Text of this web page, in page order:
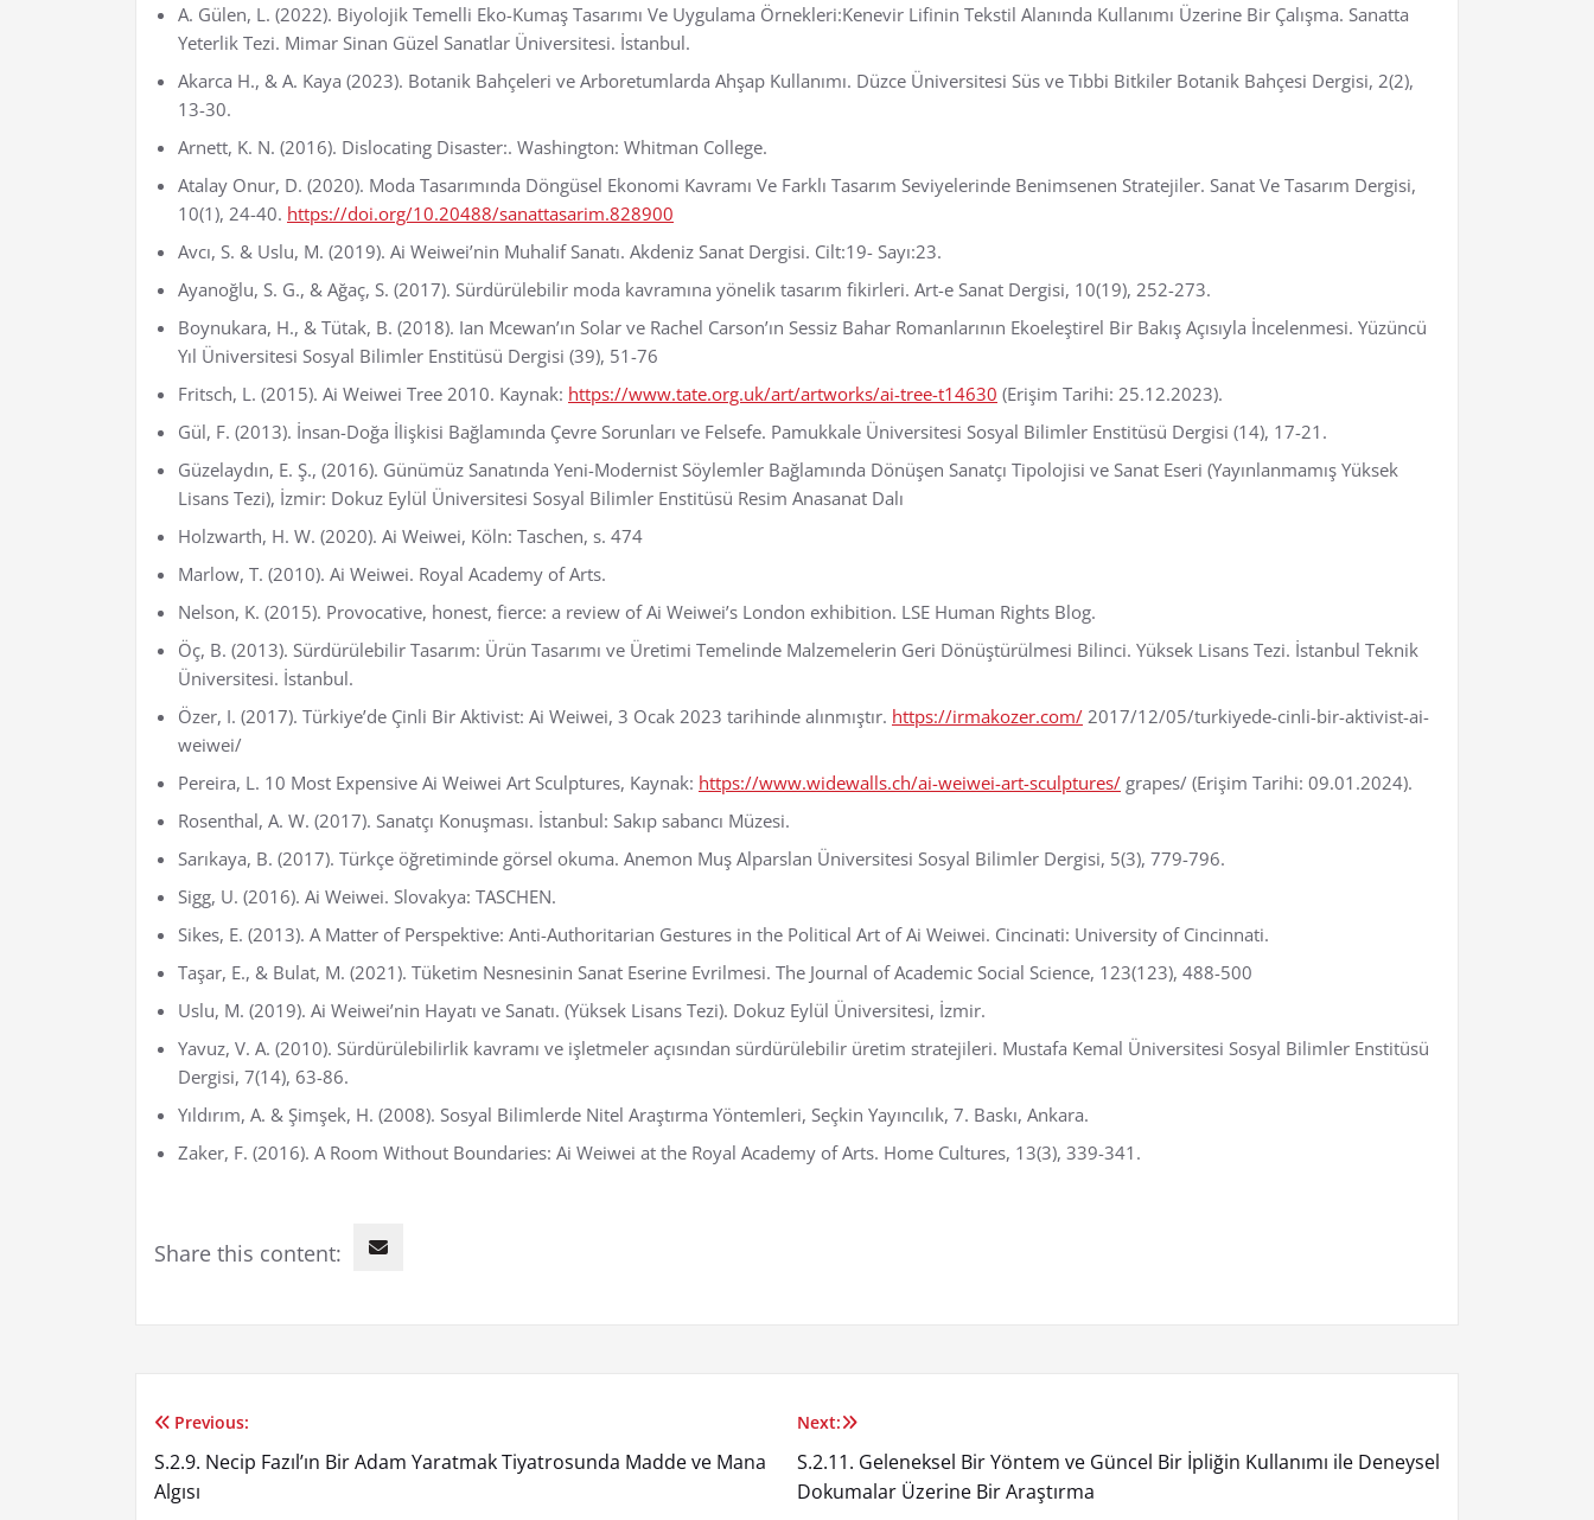
A. Gülen, L. (2022). Biyolojik Temelli Eko-Kumaş Tasarımı Ve Uygulama Örnekleri:Kenevir Lifinin Tekstil Alanında Kullanımı Üzerine Bir Çalışma. Sanatta
Yeterlik Tezi. Mimar Sinan Güzel Sanatlar Üniversitesi. İstanbul.
Akarca H., & A. Kaya (2023). Botanik Bahçeleri ve Arboretumlarda Ahşap Kullanımı. Düzce Üniversitesi Süs ve Tıbbi Bitkiler Botanik Bahçesi Dergisi, 2(2),
13-30.
Arnett, K. N. (2016). Dislocating Disaster:. Washington: Whitman College.
Atalay Onur, D. (2020). Moda Tasarımında Döngüsel Ekonomi Kavramı Ve Farklı Tasarım Seviyelerinde Benimsenen Stratejiler. Sanat Ve Tasarım Dergisi,
10(1), 24-40. https://doi.org/10.20488/sanattasarim.828900
Avcı, S. & Uslu, M. (2019). Ai Weiwei’nin Muhalif Sanatı. Akdeniz Sanat Dergisi. Cilt:19- Sayı:23.
Ayanoğlu, S. G., & Ağaç, S. (2017). Sürdürülebilir moda kavramına yönelik tasarım fikirleri. Art-e Sanat Dergisi, 10(19), 252-273.
Boynukara, H., & Tütak, B. (2018). Ian Mcewan’ın Solar ve Rachel Carson’ın Sessiz Bahar Romanlarının Ekoeleştirel Bir Bakış Açısıyla İncelenmesi. Yüzüncü
Yıl Üniversitesi Sosyal Bilimler Enstitüsü Dergisi (39), 51-76
Fritsch, L. (2015). Ai Weiwei Tree 2010. Kaynak: https://www.tate.org.uk/art/artworks/ai-tree-t14630 (Erişim Tarihi: 25.12.2023).
Gül, F. (2013). İnsan-Doğa İlişkisi Bağlamında Çevre Sorunları ve Felsefe. Pamukkale Üniversitesi Sosyal Bilimler Enstitüsü Dergisi (14), 17-21.
Güzelaydın, E. Ş., (2016). Günümüz Sanatında Yeni-Modernist Söylemler Bağlamında Dönüşen Sanatçı Tipolojisi ve Sanat Eseri (Yayınlanmamış Yüksek
Lisans Tezi), İzmir: Dokuz Eylül Üniversitesi Sosyal Bilimler Enstitüsü Resim Anasanat Dalı
Holzwarth, H. W. (2020). Ai Weiwei, Köln: Taschen, s. 474
Marlow, T. (2010). Ai Weiwei. Royal Academy of Arts.
Nelson, K. (2015). Provocative, honest, fierce: a review of Ai Weiwei’s London exhibition. LSE Human Rights Blog.
Öç, B. (2013). Sürdürülebilir Tasarım: Ürün Tasarımı ve Üretimi Temelinde Malzemelerin Geri Dönüştürülmesi Bilinci. Yüksek Lisans Tezi. İstanbul Teknik
Üniversitesi. İstanbul.
Özer, I. (2017). Türkiye’de Çinli Bir Aktivist: Ai Weiwei, 3 Ocak 2023 tarihinde alınmıştır. https://irmakozer.com/ 2017/12/05/turkiyede-cinli-bir-aktivist-ai-
weiwei/
Pereira, L. 10 Most Expensive Ai Weiwei Art Sculptures, Kaynak: https://www.widewalls.ch/ai-weiwei-art-sculptures/ grapes/ (Erişim Tarihi: 09.01.2024).
Rosenthal, A. W. (2017). Sanatçı Konuşması. İstanbul: Sakıp sabancı Müzesi.
Sarıkaya, B. (2017). Türkçe öğretiminde görsel okuma. Anemon Muş Alparslan Üniversitesi Sosyal Bilimler Dergisi, 5(3), 779-796.
Sigg, U. (2016). Ai Weiwei. Slovakya: TASCHEN.
Sikes, E. (2013). A Matter of Perspektive: Anti-Authoritarian Gestures in the Political Art of Ai Weiwei. Cincinati: University of Cincinnati.
Taşar, E., & Bulat, M. (2021). Tüketim Nesnesinin Sanat Eserine Evrilmesi. The Journal of Academic Social Science, 123(123), 488-500
Uslu, M. (2019). Ai Weiwei’nin Hayatı ve Sanatı. (Yüksek Lisans Tezi). Dokuz Eylül Üniversitesi, İzmir.
Yavuz, V. A. (2010). Sürdürülebilirlik kavramı ve işletmeler açısından sürdürülebilir üretim stratejileri. Mustafa Kemal Üniversitesi Sosyal Bilimler Enstitüsü
Dergisi, 7(14), 63-86.
Yıldırım, A. & Şimşek, H. (2008). Sosyal Bilimlerde Nitel Araştırma Yöntemleri, Seçkin Yayıncılık, 7. Baskı, Ankara.
Zaker, F. (2016). A Room Without Boundaries: Ai Weiwei at the Royal Academy of Arts. Home Cultures, 13(3), 339-341.
Share this content:
Yazı
gezinmesi
Previous:
S.2.9. Necip Fazıl’ın Bir Adam Yaratmak Tiyatrosunda Madde ve Mana
Algısı
Next:
S.2.11. Geleneksel Bir Yöntem ve Güncel Bir İpliğin Kullanımı ile Deneysel
Dokumalar Üzerine Bir Araştırma